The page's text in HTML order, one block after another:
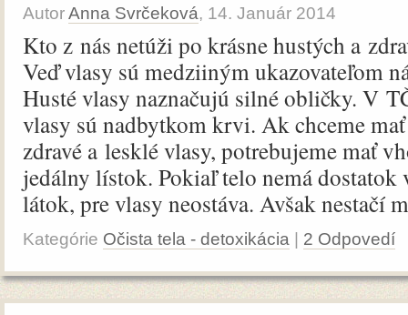
AutorAnna Svrčeková, 14. Január 2014
Kto z nás netúži po krásne hustých a
Veď vlasy sú medziiným ukazovateľom
Husté vlasy naznačujú silné obličky. V
vlasy sú nadbytkom krvi. Ak chceme
zdravé a lesklé vlasy, potrebujeme mať
jedálny lístok. Pokiaľ telo nemá
látok, pre vlasy neostáva. Avšak nestačí
Kategórie Očista tela - detoxikácia 2 Odpovedí